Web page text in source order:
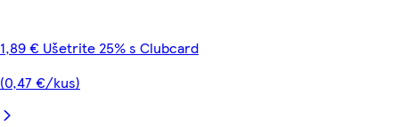
1,89 € Ušetrite 25% s Clubcard
(0,47 €/kus)